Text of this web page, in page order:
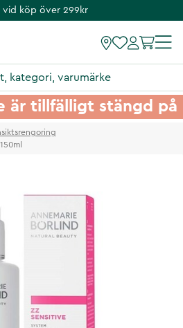
vid köp över 299kr
är tillfälligt stängd